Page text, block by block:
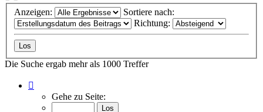
Anzeigen:
Sortiere nach:
Richtung:
Die Suche ergab mehr als 1000 Treffer
von
Gehe zu Seite: